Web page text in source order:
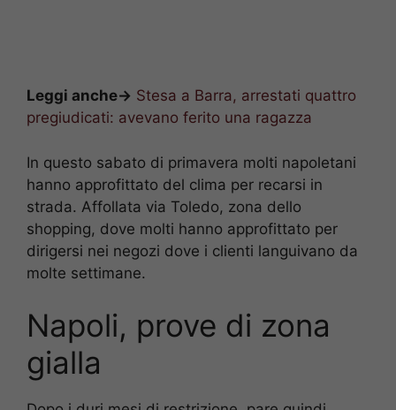
Leggi anche-> Stesa a Barra, arrestati quattro
pregiudicati: avevano ferito una ragazza
In questo sabato di primavera molti napoletani
hanno approfittato del clima per recarsi in
strada. Affollata via Toledo, zona dello
shopping, dove molti hanno approfittato per
dirigersi nei negozi dove i clienti languivano da
molte settimane.
Napoli, prove di zona
gialla